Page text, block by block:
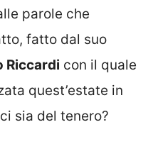
parole che
fatto dal suo
Riccardi con il quale
quest’estate in
sia del tenero?